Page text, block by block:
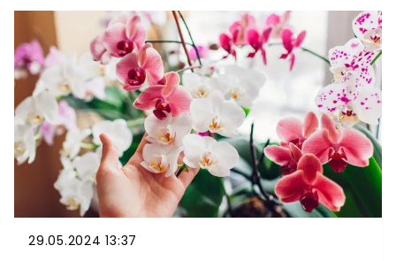
przywrócić im dawny wigor.Zamiast gotowych
preparatów, co 2 tygodnie podlej je popularną
herbatą. Tak uratujesz rośliny. Domowa odżywka
jest idealna do podlewania także zdrowych
kwiatów. Dzięki niej szybko rosną i pięknie kwitną.
Twój skrzydłokwiat, anturium, czy monstera
szybko ci podziękują. One kochają ten napar.
29.05.2024 13:37